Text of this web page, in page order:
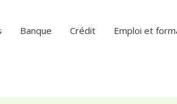
Banque Crédit Emploi et